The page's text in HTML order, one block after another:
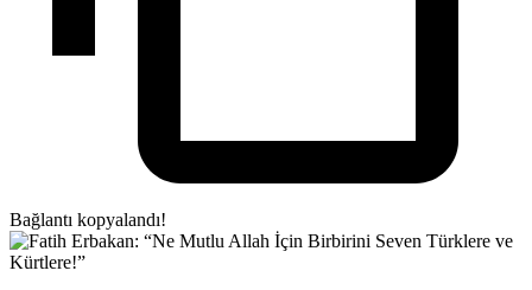
Bağlantı kopyalandı!